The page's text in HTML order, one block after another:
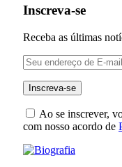
Inscreva-se
Receba as últimas
Ao se inscrever,
com nosso acordo de